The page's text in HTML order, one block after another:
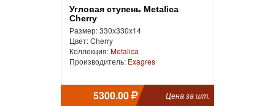
Угловая ступень Metalica
Cherry
Размер: 330x330x14
Цвет: Cherry
Коллекция:Metalica
Производитель: Exagres
5300.00 Цена за шт.